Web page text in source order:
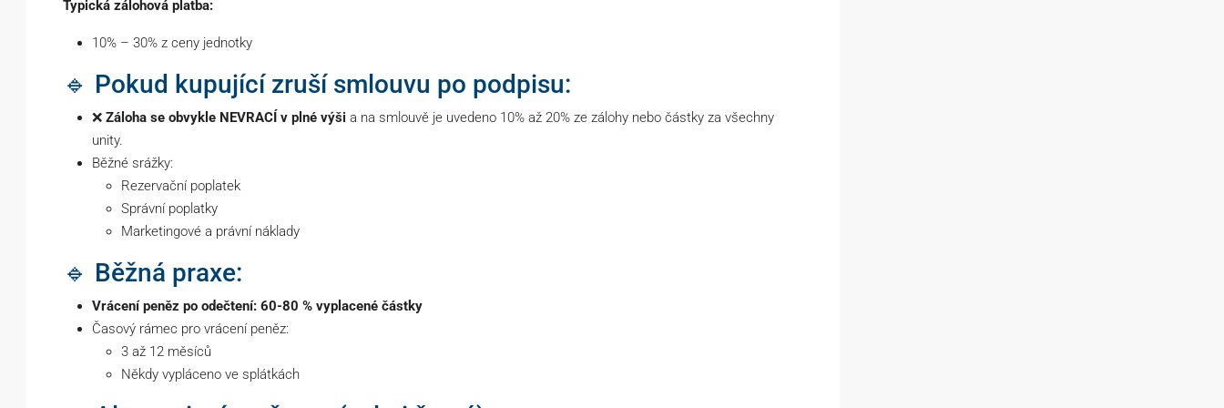
Typická zálohová platba:
10% – 30% z ceny jednotky
🔹 Pokud kupující zruší smlouvu po podpisu:
❌ Záloha se obvykle NEVRACÍ v plné výši a na smlouvě je uvedeno 10% až 20% ze zálohy nebo částky za všechny
unity.
Běžné srážky:
Rezervační poplatek
Správní poplatky
Marketingové a právní náklady
🔹 Běžná praxe:
Vrácení peněz po odečtení: 60-80 % vyplacené částky
Časový rámec pro vrácení peněz:
3 až 12 měsíců
Někdy vypláceno ve splátkách